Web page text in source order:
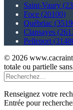
Saint-Vaury
Foce (20100)
Québriac
Clansayes
Pelleport
© 2026
totale ou partielle
Renseignez votre
Entrée pour